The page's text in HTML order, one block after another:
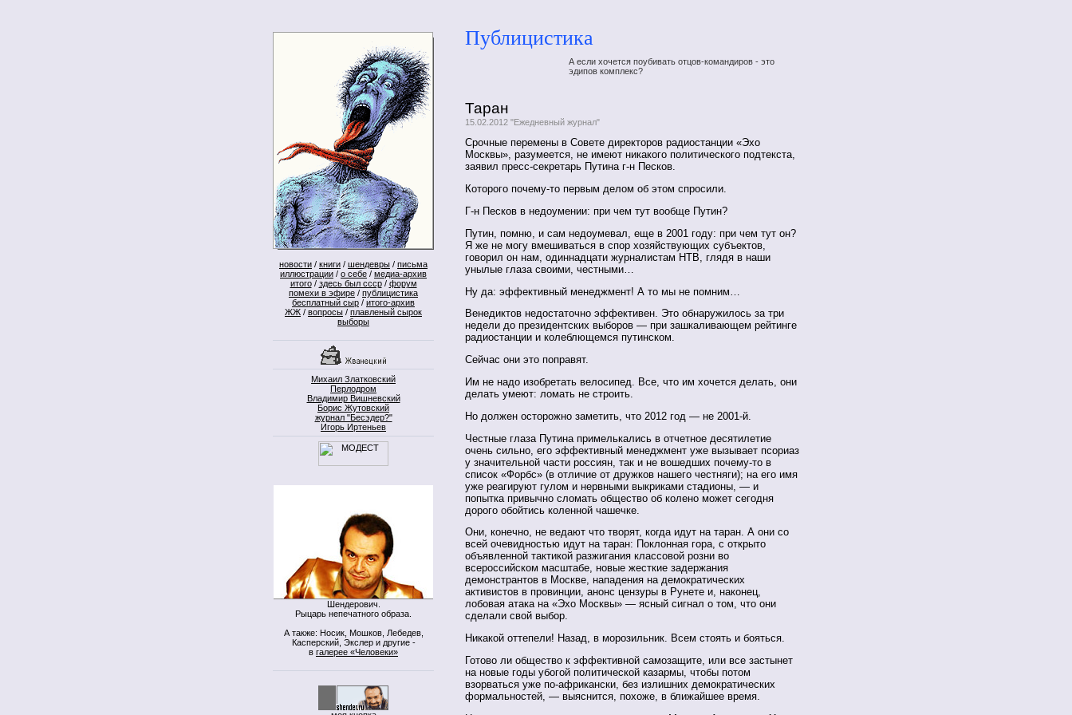
новости / книги / шендевры / письма
иллюстрации / о себе / медиа-архив
итого/ здесь был ссср/ форум
помехи в эфире / публицистика
бесплатный сыр / итого-архив
ЖЖ / вопросы / плавленый сырок
выборы
Михаил Златковский
Перлодром
Владимир Вишневский
Борис Жутовский
журнал "Бесэдер?"
Игорь Иртеньев
Шендерович.
Рыцарь непечатного образа.
А также: Носик, Мошков, Лебедев,
Касперский, Экслер и другие -
в галерее «Человеки»
Публицистика
А если хочется поубивать отцов-командиров - это
эдипов комплекс?
Таран
15.02.2012 "Ежедневный журнал"
Срочные перемены в Совете директоров радиостанции «Эхо
Москвы», разумеется, не имеют никакого политического подтекста,
заявил пресс-секретарь Путина г-н Песков.
Которого почему-то первым делом об этом спросили.
Г-н Песков в недоумении: при чем тут вообще Путин?
Путин, помню, и сам недоумевал, еще в 2001 году: при чем тут он?
Я же не могу вмешиваться в спор хозяйствующих субъектов,
говорил он нам, одиннадцати журналистам НТВ, глядя в наши
унылые глаза своими, честными…
Ну да: эффективный менеджмент! А то мы не помним…
Венедиктов недостаточно эффективен. Это обнаружилось за три
недели до президентских выборов — при зашкаливающем рейтинге
радиостанции и колеблющемся путинском.
Сейчас они это поправят.
Им не надо изобретать велосипед. Все, что им хочется делать, они
делать умеют: ломать не строить.
Но должен осторожно заметить, что 2012 год — не 2001-й.
Честные глаза Путина примелькались в отчетное десятилетие
очень сильно, его эффективный менеджмент уже вызывает псориаз
у значительной части россиян, так и не вошедших почему-то в
список «Форбс» (в отличие от дружков нашего честняги); на его имя
уже реагируют гулом и нервными выкриками стадионы, — и
попытка привычно сломать общество об колено может сегодня
дорого обойтись коленной чашечке.
Они, конечно, не ведают что творят, когда идут на таран. А они со
всей очевидностью идут на таран: Поклонная гора, с открыто
объявленной тактикой разжигания классовой розни во
всероссийском масштабе, новые жесткие задержания
демонстрантов в Москве, нападения на демократических
активистов в провинции, анонс цензуры в Рунете и, наконец,
лобовая атака на «Эхо Москвы» — ясный сигнал о том, что они
сделали свой выбор.
Никакой оттепели! Назад, в морозильник. Всем стоять и бояться.
Готово ли общество к эффективной самозащите, или все застынет
на новые годы убогой политической казармы, чтобы потом
взорваться уже по-африкански, без излишних демократических
формальностей, — выяснится, похоже, в ближайшее время.